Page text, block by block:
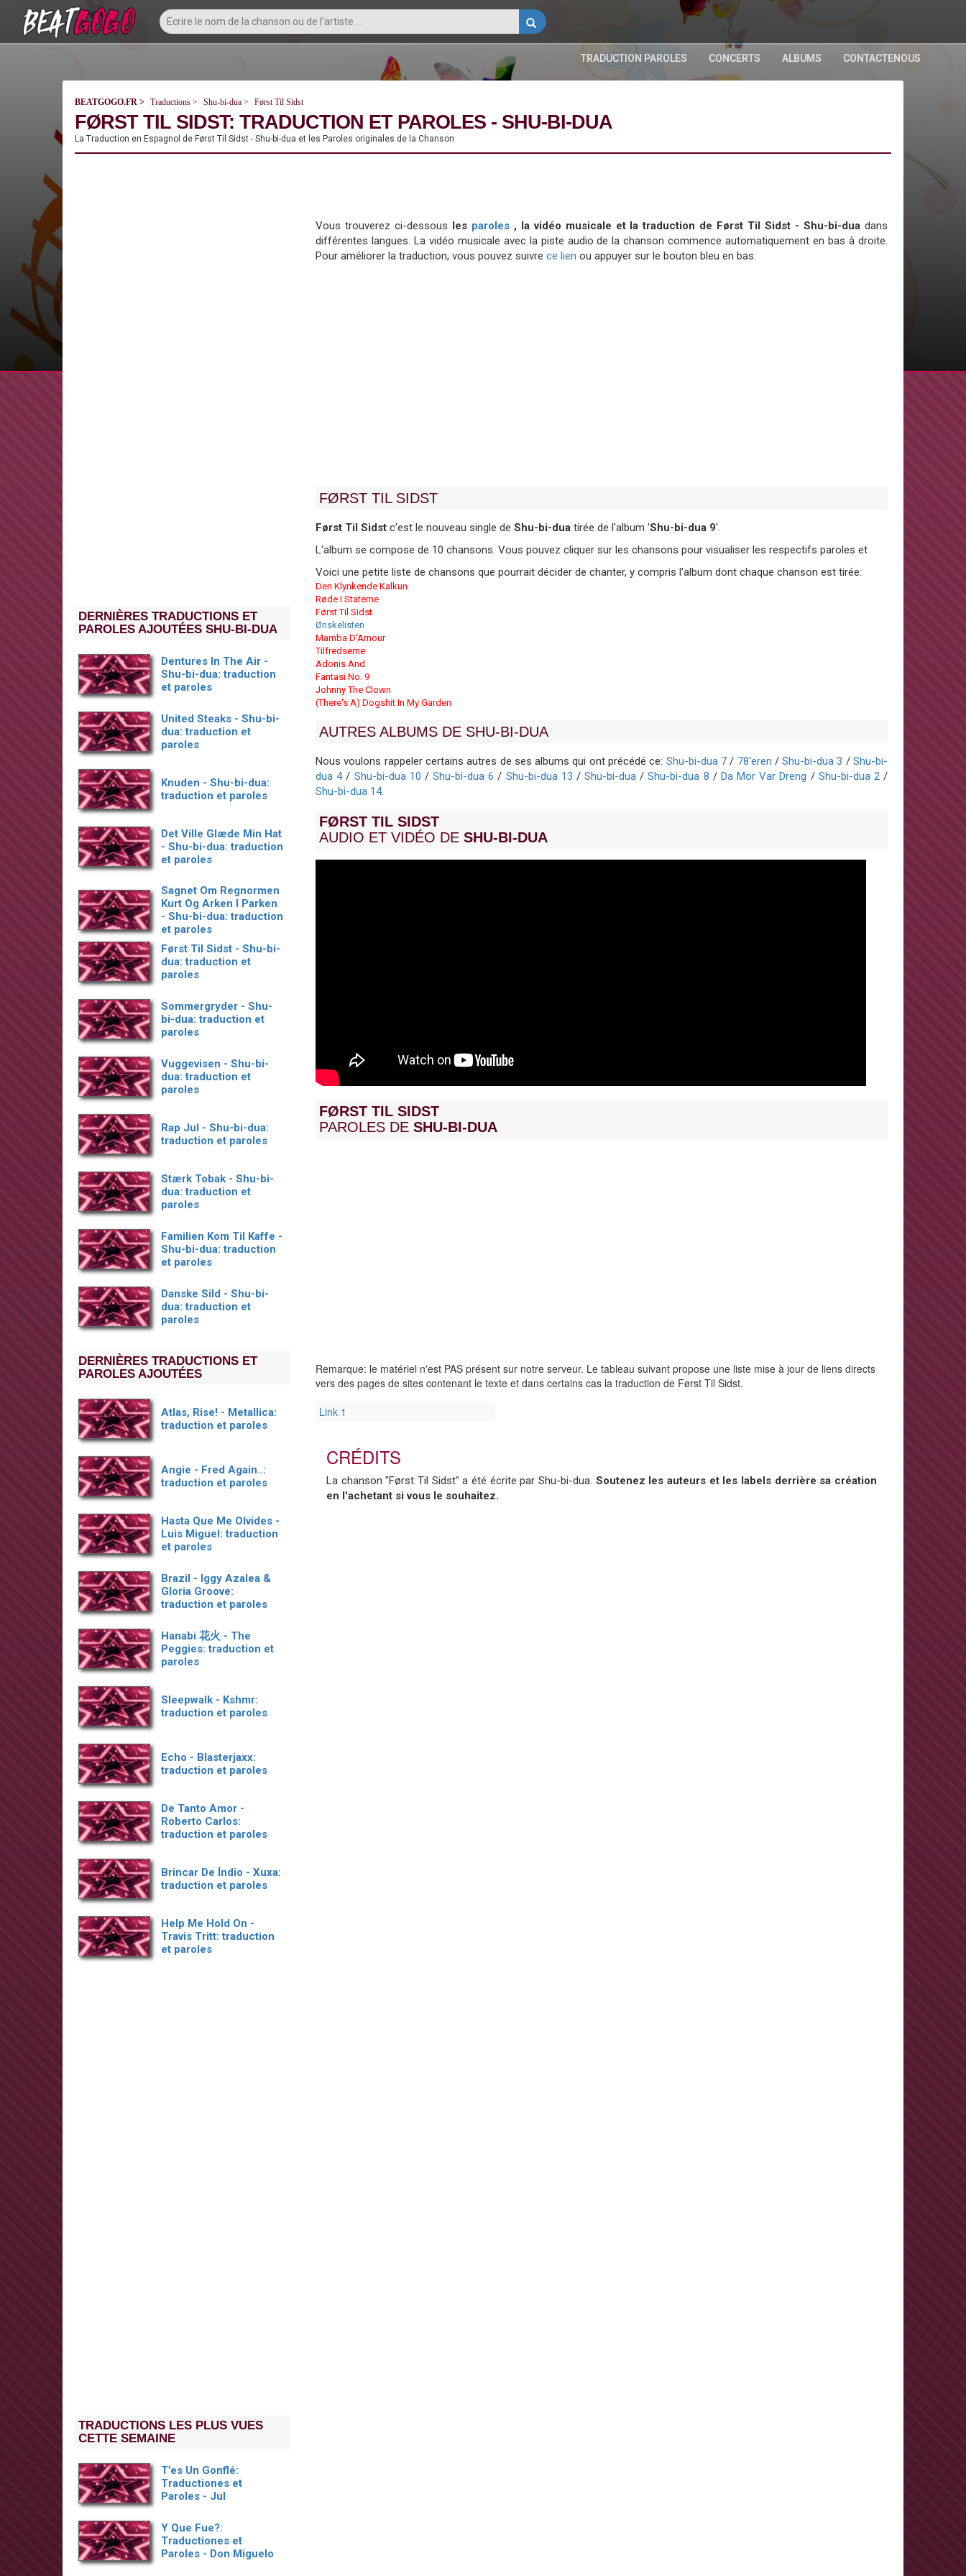
TRADUCTION PAROLES CONCERTS ALBUMS CONTACTENOUS
BEATGOGO.FR Traductions Shu-bi-dua Først Til Sidst
FØRST TIL SIDST: TRADUCTION ET PAROLES - SHU-BI-DUA
La Traduction en Espagnol de Først Til Sidst - Shu-bi-dua et les Paroles originales de la Chanson
Vous trouverez ci-dessous les paroles , la vidéo musicale et la traduction de Først Til Sidst - Shu-bi-duadans
différentes langues. La vidéo musicale avec la piste audio de la chanson commence automatiquement en bas à droite.
Pour améliorer la traduction, vous pouvez suivre ce lien ou appuyer sur le bouton bleu en bas.
FØRST TIL SIDST
Først Til Sidst c'est le nouveau single de Shu-bi-dua tirée de l'album 'Shu-bi-dua 9'.
L'album se compose de 10 chansons. Vous pouvez cliquer sur les chansons pour visualiser les respectifs paroles et
Voici une petite liste de chansons que pourrait décider de chanter, y compris l'album dont chaque chanson est tirée:
Den Klynkende Kalkun
Røde I Staterne
Først Til Sidst
Ønskelisten
Mamba D'Amour
Tilfredserne
Adonis And
Fantasi No. 9
Johnny The Clown
(There's A) Dogshit In My Garden
AUTRES ALBUMS DE SHU-BI-DUA
Nous voulons rappeler certains autres de ses albums qui ont précédé ce: Shu-bi-dua 7/ 78'eren /Shu-bi-dua 3 /Shu-bi-
dua 4/ Shu-bi-dua 10 /Shu-bi-dua 6 / Shu-bi-dua 13 /Shu-bi-dua /Shu-bi-dua 8 / Da Mor Var Dreng / Shu-bi-dua 2/
Shu-bi-dua 14.
FØRST TIL SIDST
AUDIO ET VIDÉO DE SHU-BI-DUA
FØRST TIL SIDST
PAROLES DE SHU-BI-DUA
Remarque: le matériel n'est PAS présent sur notre serveur. Le tableau suivant propose une liste mise à jour de liens directs
vers des pages de sites contenant le texte et dans certains cas la traduction de Først Til Sidst.
Link 1
CRÉDITS
La chanson "Først Til Sidst" a été écrite par Shu-bi-dua. Soutenez les auteurs et les labels derrière sa création
en l'achetant si vous le souhaitez.
DERNIÈRES TRADUCTIONS ET
PAROLES AJOUTÉES SHU-BI-DUA
Dentures In The Air -
Shu-bi-dua: traduction
et paroles
United Steaks - Shu-bi-
dua: traduction et
paroles
Knuden - Shu-bi-dua:
traduction et paroles
Det Ville Glæde Min Hat
- Shu-bi-dua: traduction
et paroles
Sagnet Om Regnormen
Kurt Og Arken I Parken
- Shu-bi-dua: traduction
et paroles
Først Til Sidst - Shu-bi-
dua: traduction et
paroles
Sommergryder - Shu-
bi-dua: traduction et
paroles
Vuggevisen - Shu-bi-
dua: traduction et
paroles
Rap Jul - Shu-bi-dua:
traduction et paroles
Stærk Tobak - Shu-bi-
dua: traduction et
paroles
Familien Kom Til Kaffe -
Shu-bi-dua: traduction
et paroles
Danske Sild - Shu-bi-
dua: traduction et
paroles
DERNIÈRES TRADUCTIONS ET
PAROLES AJOUTÉES
Atlas, Rise! - Metallica:
traduction et paroles
Angie - Fred Again..:
traduction et paroles
Hasta Que Me Olvides -
Luis Miguel: traduction
et paroles
Brazil - Iggy Azalea &
Gloria Groove:
traduction et paroles
Hanabi 花火 - The
Peggies: traduction et
paroles
Sleepwalk - Kshmr:
traduction et paroles
Echo - Blasterjaxx:
traduction et paroles
De Tanto Amor -
Roberto Carlos:
traduction et paroles
Brincar De Índio - Xuxa:
traduction et paroles
Help Me Hold On -
Travis Tritt: traduction
et paroles
TRADUCTIONS LES PLUS VUES
CETTE SEMAINE
T’es Un Gonflé:
Traductiones et
Paroles - Jul
Y Que Fue?:
Traductiones et
Paroles - Don Miguelo